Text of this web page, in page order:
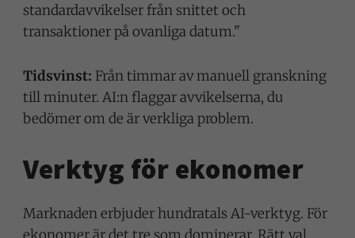
standardavvikelser från snittet och
transaktioner på ovanliga datum."
Tidsvinst: Från timmar av manuell granskning
till minuter. AI:n flaggar avvikelserna, du
bedömer om de är verkliga problem.
Verktyg för ekonomer
Marknaden erbjuder hundratals AI-verktyg. För